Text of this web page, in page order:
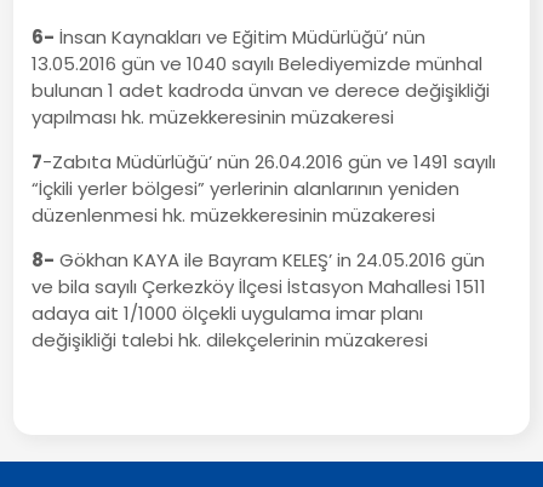
6- İnsan Kaynakları ve Eğitim Müdürlüğü’ nün
13.05.2016 gün ve 1040 sayılı Belediyemizde münhal
bulunan 1 adet kadroda ünvan ve derece değişikliği
yapılması hk. müzekkeresinin müzakeresi
7-Zabıta Müdürlüğü’ nün 26.04.2016 gün ve 1491 sayılı
“İçkili yerler bölgesi” yerlerinin alanlarının yeniden
düzenlenmesi hk. müzekkeresinin müzakeresi
8- Gökhan KAYA ile Bayram KELEŞ’ in 24.05.2016 gün
ve bila sayılı Çerkezköy İlçesi İstasyon Mahallesi 1511
adaya ait 1/1000 ölçekli uygulama imar planı
değişikliği talebi hk. dilekçelerinin müzakeresi